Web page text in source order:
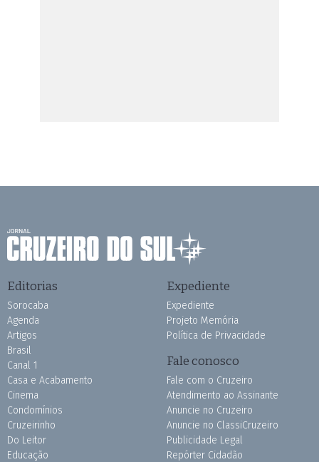
Editorias
Sorocaba
Agenda
Artigos
Brasil
Canal 1
Casa e Acabamento
Cinema
Condomínios
Cruzeirinho
Do Leitor
Educação
Expediente
Expediente
Projeto Memória
Política de Privacidade
Fale conosco
Fale com o Cruzeiro
Atendimento ao Assinante
Anuncie no Cruzeiro
Anuncie no ClassiCruzeiro
Publicidade Legal
Repórter Cidadão